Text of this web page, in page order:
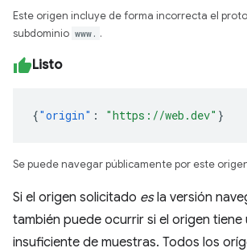
Este origen incluye de forma incorrecta el
subdominio www. .
Listo
{"origin" : "https://web.dev" }
Se puede navegar públicamente por este
Si el origen solicitado esla versión
también puede ocurrir si el origen tiene
insuficiente de muestras. Todos los